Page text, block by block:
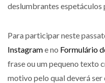
deslumbrantes espetáculos
Para participar neste
Instagrame no Formulário
frase ou um pequeno texto
motivo pelo qual deverá